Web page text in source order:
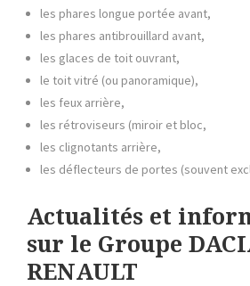
les phares longue portée avant,
les phares antibrouillard avant,
les glaces de toit ouvrant,
le toit vitré (ou panoramique),
les feux arrière,
les rétroviseurs (miroir et bloc,
les clignotants arrière,
les déflecteurs de portes (souvent
Actualités et
sur le Groupe
RENAULT